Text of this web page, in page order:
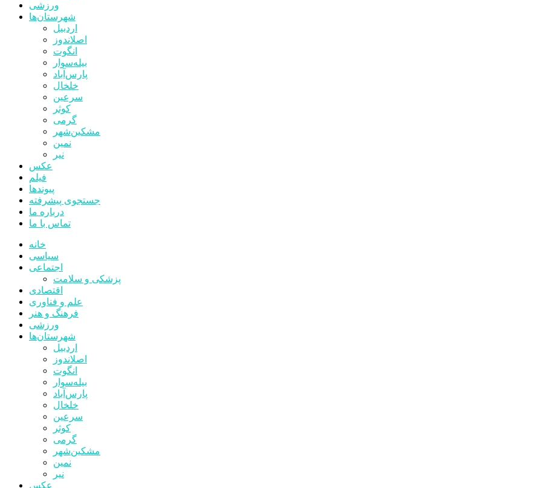
ورزشی
شهرستان‌ها
اردبیل
اصلاندوز
انگوت
بیله‌سوار
پارس‌آباد
خلخال
سرعین
کوثر
گرمی
مشکین‌شهر
نمین
نیر
عکس
فیلم
پیوندها
جستجوی پیشرفته
درباره ما
تماس با ما
خانه
سیاسی
اجتماعی
پزشکی و سلامت
اقتصادی
علم و فناوری
فرهنگ و هنر
ورزشی
شهرستان‌ها
اردبیل
اصلاندوز
انگوت
بیله‌سوار
پارس‌آباد
خلخال
سرعین
کوثر
گرمی
مشکین‌شهر
نمین
نیر
عکس